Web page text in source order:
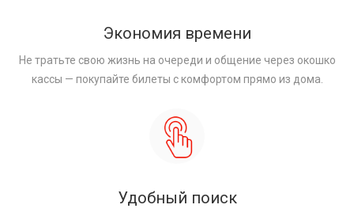
Экономия времени
Не тратьте свою жизнь на очереди и общение через окошко
кассы — покупайте билеты с комфортом прямо из дома.
Удобный поиск